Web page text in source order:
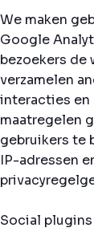
We maken
Google
bezoekers de
verzamelen
interacties en
maatregelen
gebruikers te
IP-adressen
Social plugins